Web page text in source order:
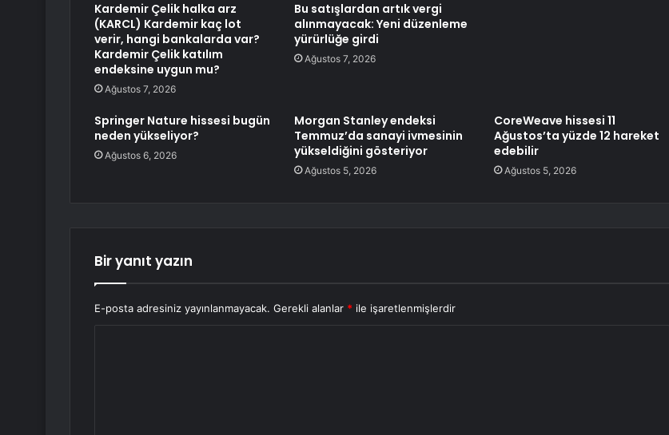
Kardemir Çelik halka arz
(KARCL) Kardemir kaç lot
verir, hangi bankalarda var?
Kardemir Çelik katılım
endeksine uygun mu?
Ağustos 7, 2026
Bu satışlardan artık vergi
alınmayacak: Yeni düzenleme
yürürlüğe girdi
Ağustos 7, 2026
Springer Nature hissesi bugün
neden yükseliyor?
Ağustos 6, 2026
Morgan Stanley endeksi
Temmuz’da sanayi ivmesinin
yükseldiğini gösteriyor
Ağustos 5, 2026
CoreWeave hissesi 11
Ağustos’ta yüzde 12 hareket
edebilir
Ağustos 5, 2026
Bir yanıt yazın
E-posta adresiniz yayınlanmayacak. Gerekli alanlar * ile işaretlenmişlerdir